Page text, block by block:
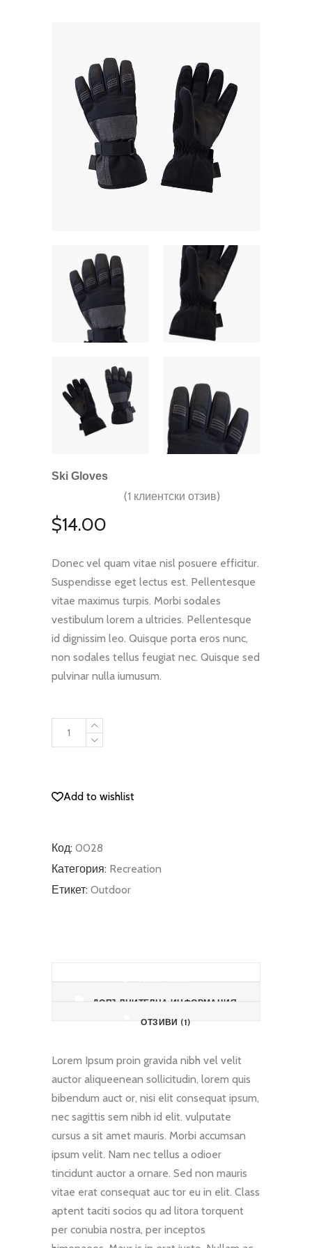
Ski Gloves
Оценен
5,
базирано
на
1
(1 клиентски отзив)
$14.00
Donec vel quam vitae nisl posuere efficitur.
Suspendisse eget lectus est. Pellentesque
vitae maximus turpis. Morbi sodales
vestibulum lorem a ultricies. Pellentesque
id dignissim leo. Quisque porta eros nunc,
non sodales tellus feugiat nec. Quisque sed
pulvinar nulla iumusum.
Gloves
Add to wishlist
Код: 0028
Категория: Recreation
Етикет: Outdoor
ДОПЪЛНИТЕЛНА ИНФОРМАЦИЯ
ОТЗИВИ (1)
Lorem Ipsum proin gravida nibh vel velit
auctor aliqueenean sollicitudin, lorem quis
bibendum auct or, nisi elit consequat ipsum,
nec sagittis sem nibh id elit. vulputate
cursus a sit amet mauris. Morbi accumsan
ipsum velit. Nam nec tellus a odioer
tincidunt auctor a ornare. Sed non mauris
vitae erat consequat auc tor eu in elit. Class
aptent taciti socios qu ad litora torquent
per conubia nostra, per inceptos